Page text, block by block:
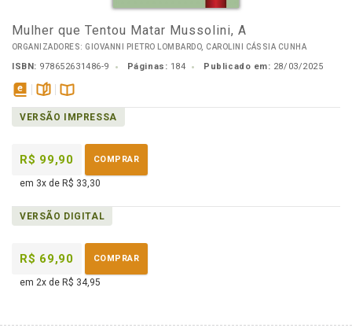
Mulher que Tentou Matar Mussolini, A
ORGANIZADORES: GIOVANNI PIETRO LOMBARDO, CAROLINI CÁSSIA CUNHA
ISBN: 978652631486-9 Páginas: 184 Publicado em: 28/03/2025
disponível
em
páginasDisponível
na
VERSÃO IMPRESSA
R$ 99,90 COMPRAR
em 3x de R$ 33,30
VERSÃO DIGITAL
R$ 69,90 COMPRAR
em 2x de R$ 34,95